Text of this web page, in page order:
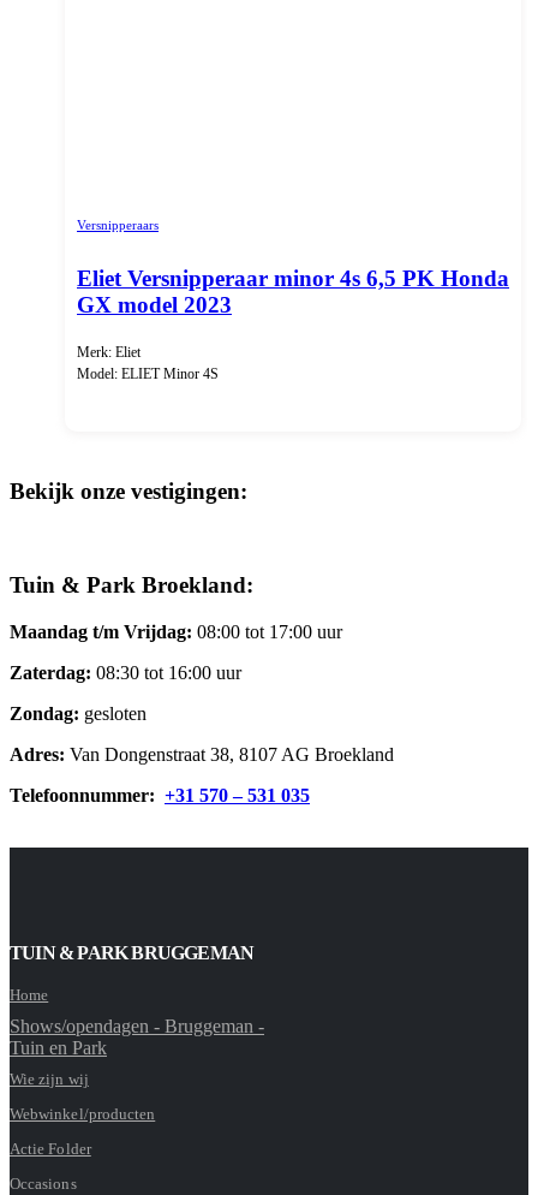
Versnipperaars
Eliet Versnipperaar minor 4s 6,5 PK Honda
GX model 2023
Merk: Eliet
Model: ELIET Minor 4S
Bekijk onze vestigingen:
Tuin & Park Broekland:
Maandag t/m Vrijdag: 08:00 tot 17:00 uur
Zaterdag: 08:30 tot 16:00 uur
Zondag: gesloten
Adres: Van Dongenstraat 38, 8107 AG Broekland
Telefoonnummer: +31 570 – 531 035
TUIN & PARK BRUGGEMAN
Home
Shows/opendagen - Bruggeman -
Tuin en Park
Wie zijn wij
Webwinkel/producten
Actie Folder
Occasions